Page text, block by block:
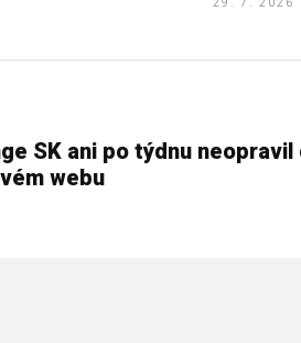
SK ani po týdnu neopravil
webu